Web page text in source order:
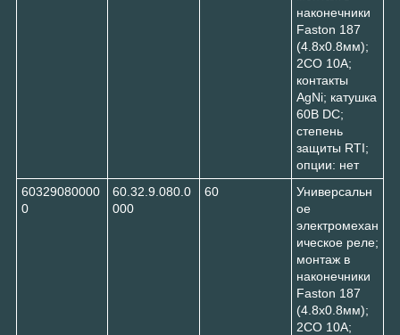
наконечники
Faston 187
(4.8х0.8мм);
2CO 10A;
контакты
AgNi; катушка
60В DC;
степень
защиты RTI;
опции: нет
60329080000
0
60.32.9.080.0
000
60
Универсальн
ое
электромехан
ическое реле;
монтаж в
наконечники
Faston 187
(4.8х0.8мм);
2CO 10A;